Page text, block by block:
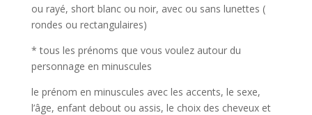
ou rayé, short blanc ou noir, avec ou sans lunettes (
rondes ou rectangulaires)
* tous les prénoms que vous voulez autour du
personnage en minuscules
le prénom en minuscules avec les accents, le sexe,
l’âge, enfant debout ou assis, le choix des cheveux et